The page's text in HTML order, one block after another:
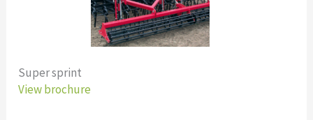
Super sprint
View brochure